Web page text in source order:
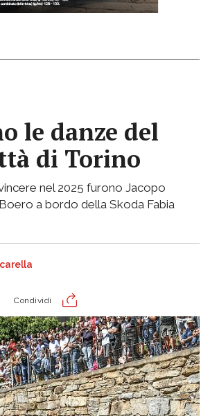
le danze del
di Torino
nel 2025 furono Jacopo
a bordo della Skoda Fabia
Condividi